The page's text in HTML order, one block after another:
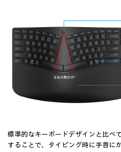
標準的なキーボードデザインと比べ
することで、
タイピング時に手首に